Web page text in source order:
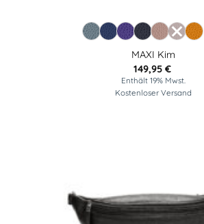
MAXI Kim
149,95 €
Enthält 19% Mwst.
Kostenloser Versand